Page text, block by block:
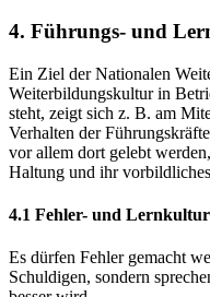
4. Führungs- und
Ein Ziel der Nationalen
Weiterbildungskultur in
steht, zeigt sich z. B. am
Verhalten der
vor allem dort gelebt
Haltung und ihr
4.1 Fehler- und Lernkultur
Es dürfen Fehler gemacht
Schuldigen, sondern